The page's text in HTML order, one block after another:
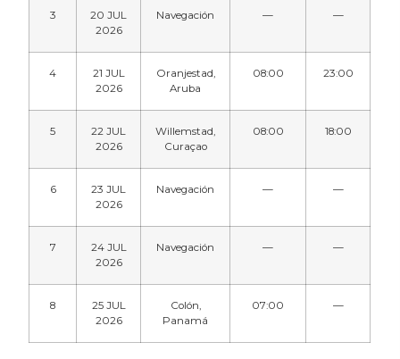
3
20 JUL
2026
Navegación — —
4
21 JUL
2026
Oranjestad,
Aruba
08:00 23:00
5
22 JUL
2026
Willemstad,
Curaçao
08:00 18:00
6
23 JUL
2026
Navegación — —
7
24 JUL
2026
Navegación — —
8
25 JUL
2026
Colón,
Panamá
07:00 —